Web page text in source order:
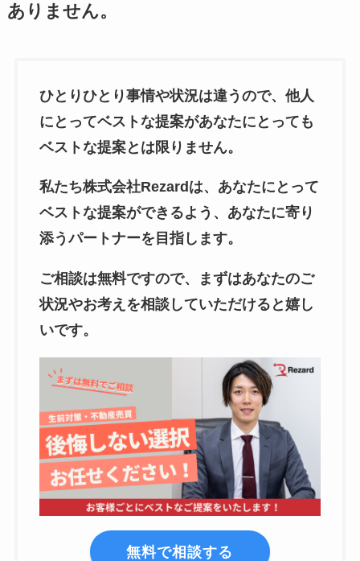
ありません。
ひとりひとり事情や状況は違うので、他人
にとってベストな提案があなたにとっても
ベストな提案とは限りません。
私たち株式会社Rezardは、あなたにとって
ベストな提案ができるよう、あなたに寄り
添うパートナーを目指します。
ご相談は無料ですので、まずはあなたのご
状況やお考えを相談していただけると嬉し
いです。
無料で相談する